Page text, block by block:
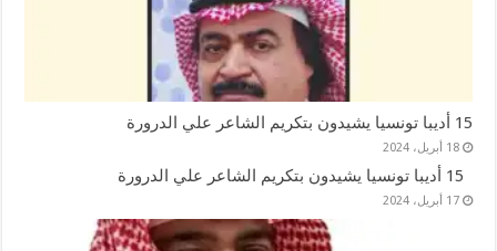
15 أديبا تونسيا يشيدون بتكريم الشاعر علي الدرورة
18 أبريل، 2024
17 أبريل، 2024